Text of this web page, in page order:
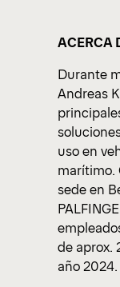
ACERCA
Durante
Andreas
uso en
marítimo.
sede en
de aprox.
año 2024.